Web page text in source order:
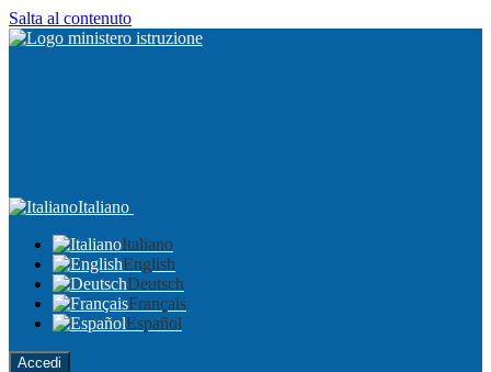
Salta al contenuto
Italiano
Italiano
English
Deutsch
Français
Español
Accedi